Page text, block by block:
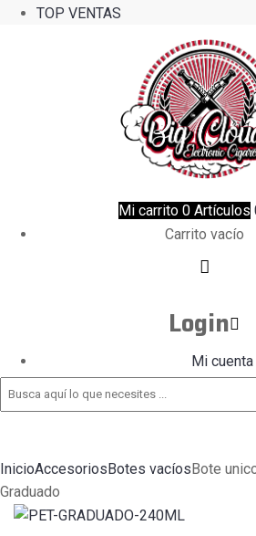
TOP VENTAS
Mi carrito 0 Artículos
Carrito vacío
Login
Mi cuenta
Tramitar
InicioAccesoriosBotes vacíosBote
Graduado